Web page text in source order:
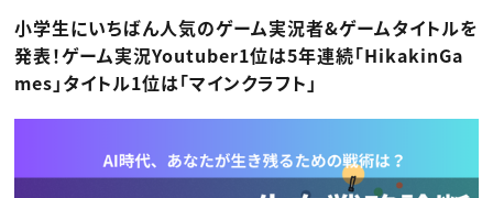
編集・ライティング
マーケティング
ディレクション
業界解説・キャリア事情
お役立ち基礎知識
Webクリエイター
アプリクリエイター
ゲームクリエイター
映像クリエイター
マーケッター
C＆R Magazine
セミナー
ニュース・トレンド
ニュース・トレンド トップ
ゲーム・エンタメ
広告
小学生にいちばん人気のゲーム実況者&ゲームタイトルを
発表！ゲーム実況Youtuber1位は5年連続「HikakinGa
mes」タイトル1位は「マインクラフト」